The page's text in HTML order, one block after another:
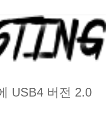
USB4 버전 2.0